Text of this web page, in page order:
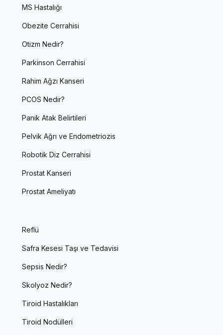
MS Hastalığı
Obezite Cerrahisi
Otizm Nedir?
Parkinson Cerrahisi
Rahim Ağzı Kanseri
PCOS Nedir?
Panik Atak Belirtileri
Pelvik Ağrı ve Endometriozis
Robotik Diz Cerrahisi
Prostat Kanseri
Prostat Ameliyatı
Reflü
Safra Kesesi Taşı ve Tedavisi
Sepsis Nedir?
Skolyoz Nedir?
Tiroid Hastalıkları
Tiroid Nodülleri